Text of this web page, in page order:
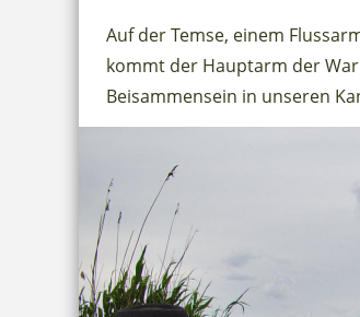
Auf der Temse, einem
kommt der Hauptarm der
Beisammensein in unseren